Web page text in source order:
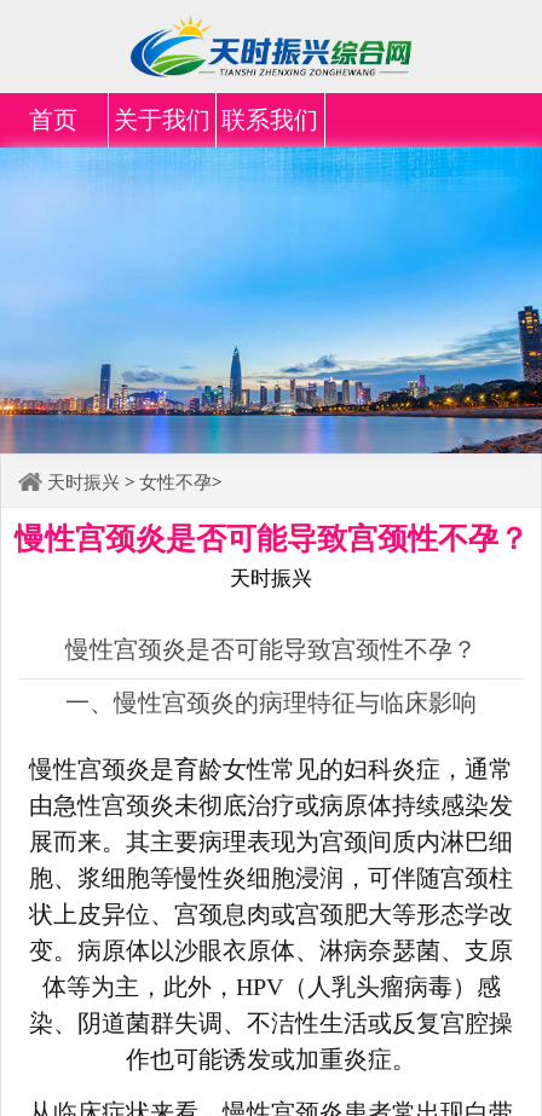
首页 关于我们 联系我们
天时振兴 >女性不孕>
慢性宫颈炎是否可能导致宫颈性不孕？
天时振兴
慢性宫颈炎是否可能导致宫颈性不孕？
一、慢性宫颈炎的病理特征与临床影响
慢性宫颈炎是育龄女性常见的妇科炎症，通常
由急性宫颈炎未彻底治疗或病原体持续感染发
展而来。其主要病理表现为宫颈间质内淋巴细
胞、浆细胞等慢性炎细胞浸润，可伴随宫颈柱
状上皮异位、宫颈息肉或宫颈肥大等形态学改
变。病原体以沙眼衣原体、淋病奈瑟菌、支原
体等为主，此外，HPV（人乳头瘤病毒）感
染、阴道菌群失调、不洁性生活或反复宫腔操
作也可能诱发或加重炎症。